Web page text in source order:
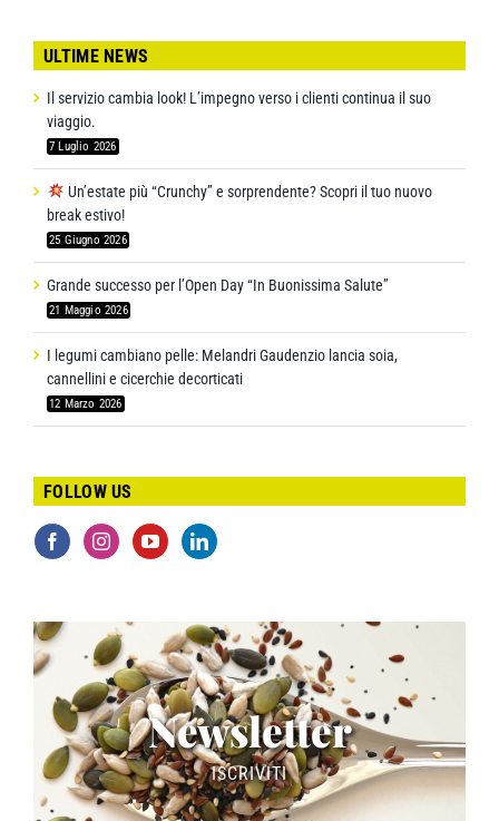
ULTIME NEWS
Il servizio cambia look! L’impegno verso i clienti continua il suo
viaggio.
7 Luglio 2026
Un’estate più “Crunchy” e sorprendente? Scopri il tuo nuovo
break estivo!
25 Giugno 2026
Grande successo per l’Open Day “In Buonissima Salute”
21 Maggio 2026
I legumi cambiano pelle: Melandri Gaudenzio lancia soia,
cannellini e cicerchie decorticati
12 Marzo 2026
FOLLOW US
Newsletter
ISCRIVITI